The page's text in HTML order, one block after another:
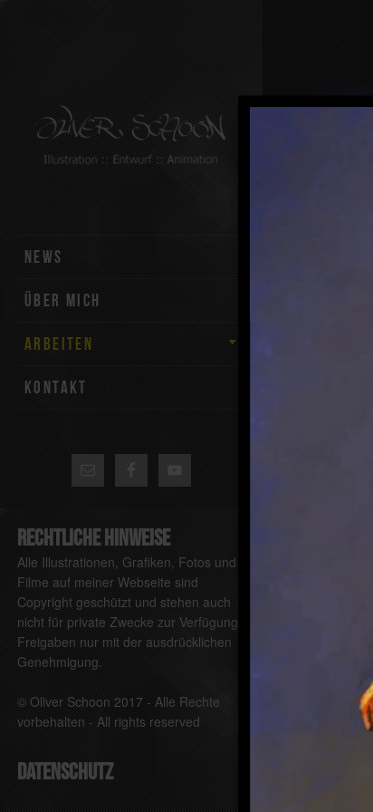
Skip to content
NEWS
ÜBER MICH
ARBEITEN
KONTAKT
Rechtliche Hinweise
Alle Illustrationen, Grafiken, Fotos und
Filme auf meiner Webseite sind
Copyright geschützt und stehen auch
nicht für private Zwecke zur Verfügung.
Freigaben nur mit der ausdrücklichen
Genehmigung.
© Oliver Schoon 2017 - Alle Rechte
vorbehalten - All rights reserved
DATENSCHUTZ